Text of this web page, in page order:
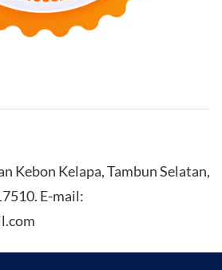
Kebon Kelapa, Tambun Selatan,
E-mail: